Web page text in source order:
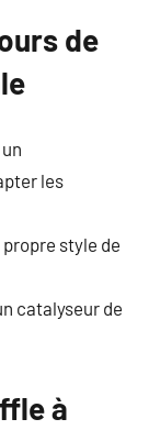
de
les
style de
catalyseur de
à